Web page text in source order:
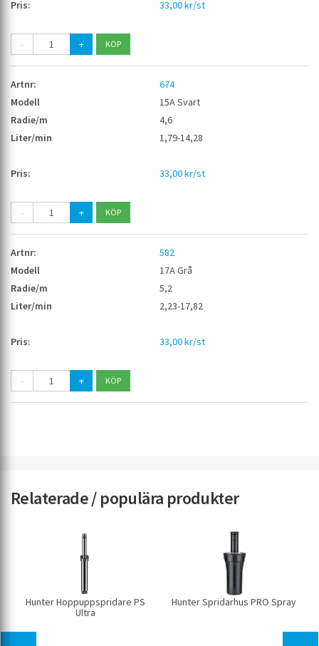
33,00 kr/st
- +
674
15A Svart
4,6
1,79-14,28
33,00 kr/st
- +
582
17A Grå
5,2
2,23-17,82
33,00 kr/st
- +
Relaterade / populära produkter
Hunter Hoppuppspridare PS
Ultra
Hunter Spridarhus PRO Spray